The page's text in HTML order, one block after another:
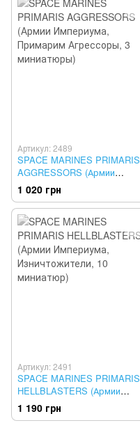
Артикул: 2489
SPACE MARINES PRIMARIS
AGGRESSORS (Армии
Империума, Примарим
Агрессоры, 3 миниатюры)
1 020 грн
Артикул: 2491
SPACE MARINES PRIMARIS
HELLBLASTERS (Армии
Империума, Изничтожители,
10 миниатюр)
1 190 грн